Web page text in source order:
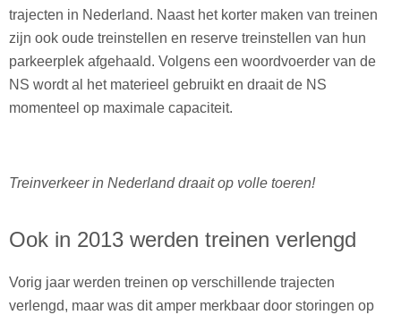
trajecten in Nederland. Naast het korter maken van treinen
zijn ook oude treinstellen en reserve treinstellen van hun
parkeerplek afgehaald. Volgens een woordvoerder van de
NS wordt al het materieel gebruikt en draait de NS
momenteel op maximale capaciteit.
Treinverkeer in Nederland draait op volle toeren!
Ook in 2013 werden treinen verlengd
Vorig jaar werden treinen op verschillende trajecten
verlengd, maar was dit amper merkbaar door storingen op